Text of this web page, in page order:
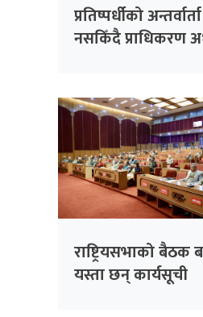
प्रतिष्पर्धीको अन्तर्वार्ता
नसकिँदै प्राधिकरण
राष्ट्रियसभाको बैठक
यस्ता छन् कार्यसूची